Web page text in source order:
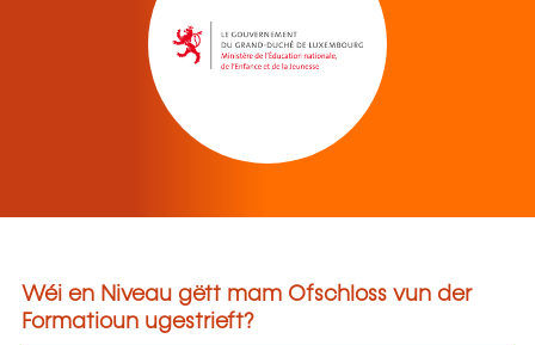
Wéi en Niveau gëtt mam Ofschloss vun der
Formatioun ugestrieft?